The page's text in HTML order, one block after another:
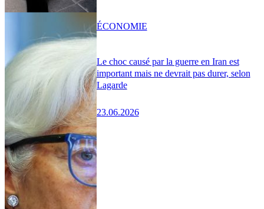
Le choc causé par la guerre en Iran est
important mais ne devrait pas durer, selon
Lagarde
23.06.2026
ÉCONOMIE